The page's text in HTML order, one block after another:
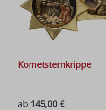
Kometsternkrippe
Regulärer Preis:
ab 145,00 €